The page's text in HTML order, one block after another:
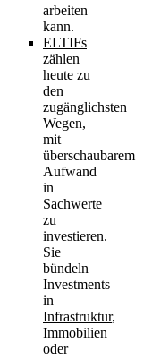
arbeiten
kann.
ELTIFs
zählen
heute zu
den
zugänglichsten
Wegen,
mit
überschaubarem
Aufwand
in
Sachwerte
zu
investieren.
Sie
bündeln
Investments
in
Infrastruktur,
Immobilien
oder